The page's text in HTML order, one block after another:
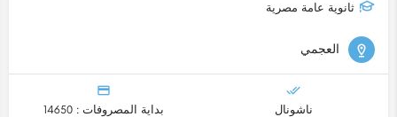
ثانوية عامة مصرية
العجمي
ناشونال بداية المصروفات : 14650